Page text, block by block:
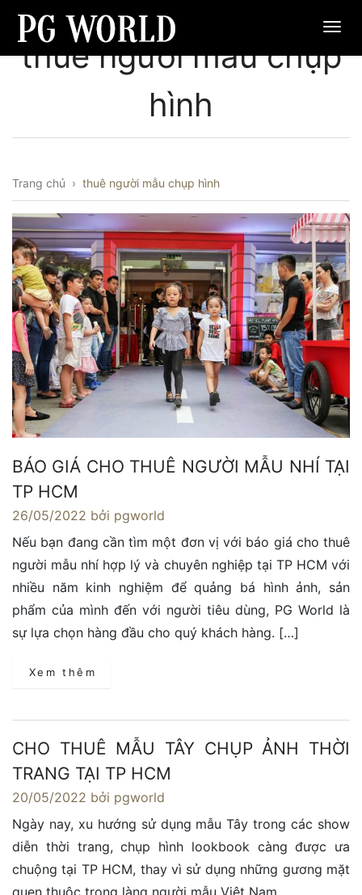
thuê người mẫu chụp
hình
Trang chủ › thuê người mẫu chụp hình
BÁO GIÁ CHO THUÊ NGƯỜI MẪU NHÍ TẠI
TP HCM
26/05/2022 bởi pgworld
Nếu bạn đang cần tìm một đơn vị với báo giá cho thuê
người mẫu nhí hợp lý và chuyên nghiệp tại TP HCM với
nhiều năm kinh nghiệm để quảng bá hình ảnh, sản
phẩm của mình đến với người tiêu dùng, PG World là
sự lựa chọn hàng đầu cho quý khách hàng. […]
Xem thêm
CHO THUÊ MẪU TÂY CHỤP ẢNH THỜI
TRANG TẠI TP HCM
20/05/2022 bởi pgworld
Ngày nay, xu hướng sử dụng mẫu Tây trong các show
diễn thời trang, chụp hình lookbook càng được ưa
chuộng tại TP HCM, thay vì sử dụng những gương mặt
quen thuộc trong làng người mẫu Việt Nam.